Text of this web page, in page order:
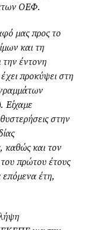
ΟΕΦ.
μας προς το
και τη
έντονη
προκύψει στη
Είχαμε
στην
καθώς και τον
πρώτου έτους
επόμενα έτη,